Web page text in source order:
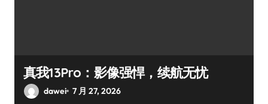
真我13Pro：影像强悍，续航无忧
dawei 7 月 27, 2026